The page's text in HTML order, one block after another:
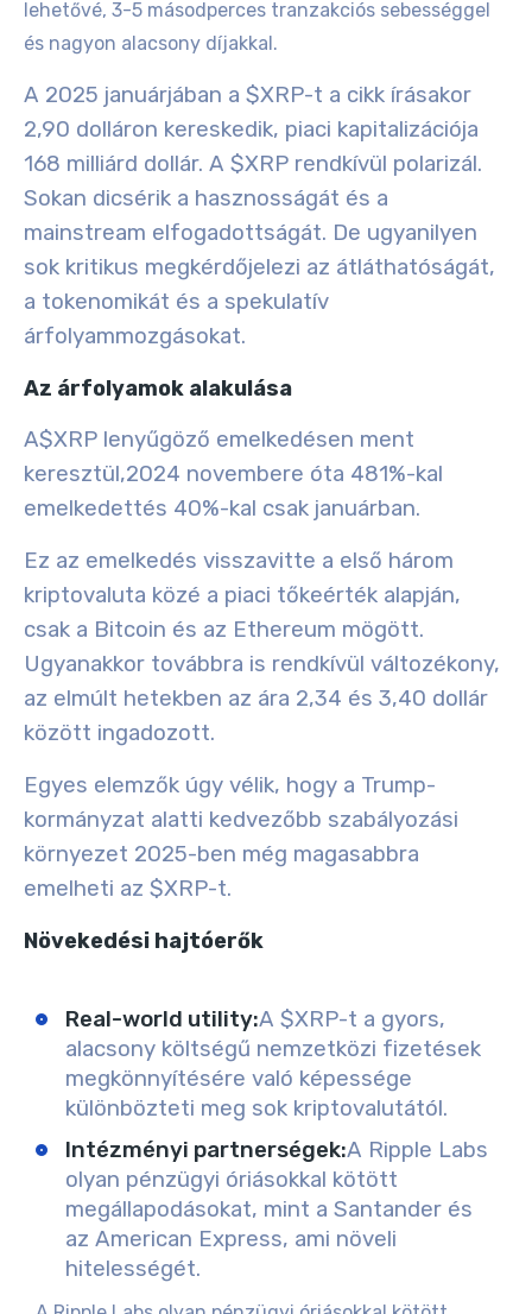
lehetővé, 3-5 másodperces tranzakciós sebességgel
és nagyon alacsony díjakkal.
A 2025 januárjában a $XRP-t a cikk írásakor
2,90 dolláron kereskedik, piaci kapitalizációja
168 milliárd dollár. A $XRP rendkívül polarizál.
Sokan dicsérik a hasznosságát és a
mainstream elfogadottságát. De ugyanilyen
sok kritikus megkérdőjelezi az átláthatóságát,
a tokenomikát és a spekulatív
árfolyammozgásokat.
Az árfolyamok alakulása
A$XRP lenyűgöző emelkedésen ment
keresztül,2024 novembere óta 481%-kal
emelkedettés 40%-kal csak januárban.
Ez az emelkedés visszavitte a első három
kriptovaluta közé a piaci tőkeérték alapján,
csak a Bitcoin és az Ethereum mögött.
Ugyanakkor továbbra is rendkívül változékony,
az elmúlt hetekben az ára 2,34 és 3,40 dollár
között ingadozott.
Egyes elemzők úgy vélik, hogy a Trump-
kormányzat alatti kedvezőbb szabályozási
környezet 2025-ben még magasabbra
emelheti az $XRP-t.
Növekedési hajtóerők
Real-world utility:A $XRP-t a gyors,
alacsony költségű nemzetközi fizetések
megkönnyítésére való képessége
különbözteti meg sok kriptovalutától.
Intézményi partnerségek:A Ripple Labs
olyan pénzügyi óriásokkal kötött
megállapodásokat, mint a Santander és
az American Express, ami növeli
hitelességét.